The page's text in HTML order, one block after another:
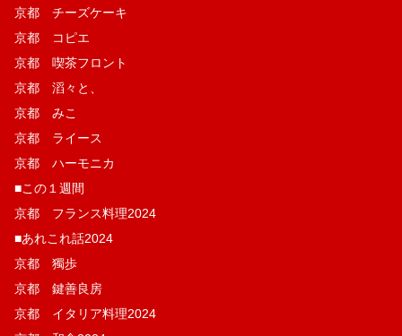
京都 チーズケーキ
京都 コピエ
京都 喫茶フロント
京都 滔々と、
京都 みこ
京都 ライース
京都 ハーモニカ
■この１週間
京都 フランス料理2024
■あれこれ話2024
京都 獨歩
京都 鍵善良房
京都 イタリア料理2024